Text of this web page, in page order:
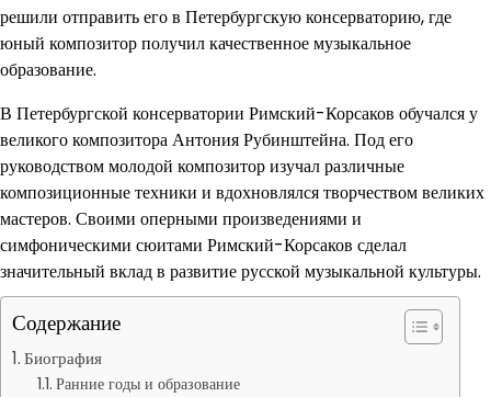
решили отправить его в Петербургскую консерваторию, где
юный композитор получил качественное музыкальное
образование.
В Петербургской консерватории Римский-Корсаков обучался у
великого композитора Антония Рубинштейна. Под его
руководством молодой композитор изучал различные
композиционные техники и вдохновлялся творчеством великих
мастеров. Своими оперными произведениями и
симфоническими сюитами Римский-Корсаков сделал
значительный вклад в развитие русской музыкальной культуры.
Содержание
Биография
Ранние годы и образование